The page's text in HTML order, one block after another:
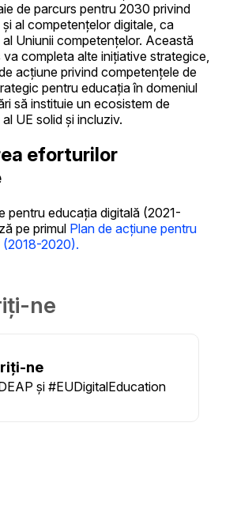
de parcurs pentru 2030 privind
al competențelor digitale, ca
Uniunii competențelor. Această
completa alte inițiative strategice,
acțiune privind competențele de
pentru educația în domeniul
să instituie un ecosistem de
UE solid și incluziv.
eforturilor
pentru educația digitală (2021-
pe primul Plan de acțiune pentru
(2018-2020).
ne
ne
și #EUDigitalEducation